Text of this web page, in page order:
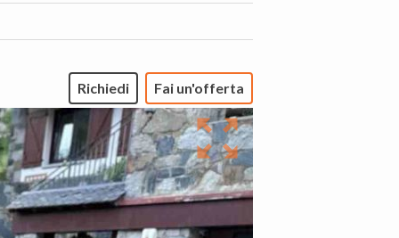
Richiedi Fai un'offerta